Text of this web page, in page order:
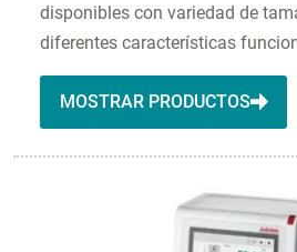
disponibles con variedad de
diferentes características
MOSTRAR PRODUCTOS